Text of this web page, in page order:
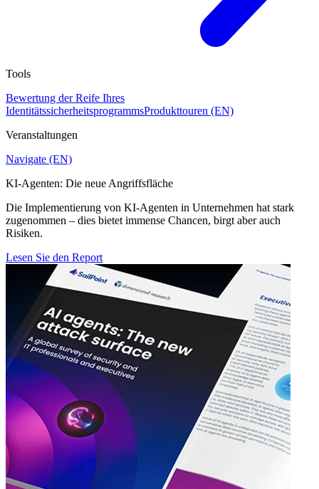
Tools
Bewertung der Reife Ihres
IdentitätssicherheitsprogrammsProdukttouren (EN)
Veranstaltungen
Navigate (EN)
KI-Agenten: Die neue Angriffsfläche
Die Implementierung von KI-Agenten in Unternehmen hat stark
zugenommen – dies bietet immense Chancen, birgt aber auch
Risiken.
Lesen Sie den Report